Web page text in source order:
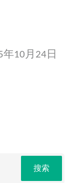
年10 月 24 日
搜索